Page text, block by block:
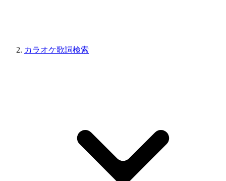
カラオケ歌詞検索